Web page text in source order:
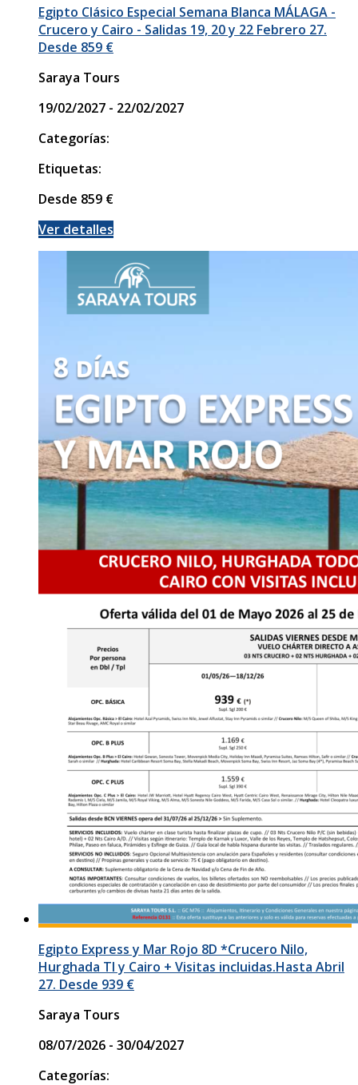
Egipto Clásico Especial Semana Blanca MÁLAGA -
Crucero y Cairo - Salidas 19, 20 y 22 Febrero 27.
Desde 859 €
Saraya Tours
19/02/2027 - 22/02/2027
Categorías:
Etiquetas:
Desde 859 €
Ver detalles
Egipto Express y Mar Rojo 8D *Crucero Nilo,
Hurghada TI y Cairo + Visitas incluidas.Hasta Abril
27. Desde 939 €
Saraya Tours
08/07/2026 - 30/04/2027
Categorías: